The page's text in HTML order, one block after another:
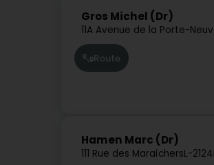
Gros Michel (Dr)
11A Avenue de la Porte-
Route
Hamen Marc (Dr)
111 Rue des MaraîchersL-2124